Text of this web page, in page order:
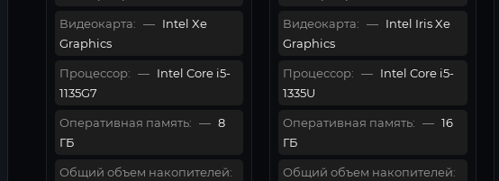
Видеокарта: — Intel Xe
Graphics
Процессор: — Intel Core i5-
1135G7
Оперативная память: — 8
ГБ
Общий объем накопителей:
Видеокарта: — Intel Iris Xe
Graphics
Процессор: — Intel Core i5-
1335U
Оперативная память: — 16
ГБ
Общий объем накопителей: